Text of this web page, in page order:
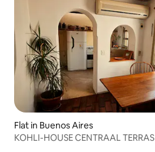
Flat in Buenos Aires
KOHLI-HOUSE CENTRAAL TERRAS